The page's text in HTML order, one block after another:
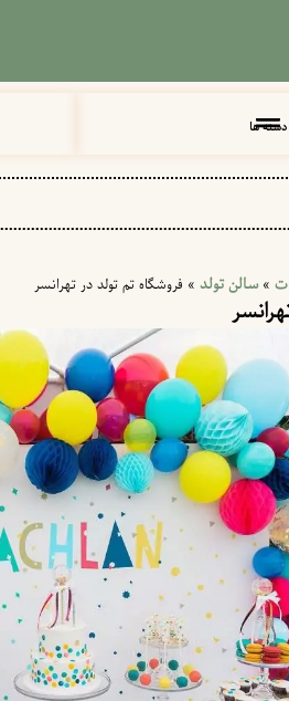
دسته ها
» سالن تولد » فروشگاه تم تولد در تهرانسر